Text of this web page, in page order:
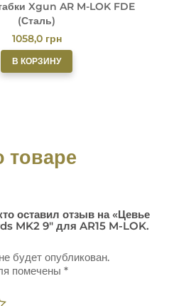
Xgun AR M-LOK FDE
(Сталь)
1058,0 грн
В КОРЗИНУ
оставил отзыв на «Цевье
MK2 9″ для AR15 M-LOK.
будет опубликован.
помечены *